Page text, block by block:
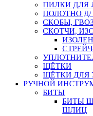
ПИЛКИ ДЛЯ
ПОЛОТНО
СКОБЫ,
СКОТЧИ,
ЩЁТКИ
ЩЁТКИ ДЛЯ
РУЧНОЙ
БИТЫ
БИТЫ
ШЛИЦ